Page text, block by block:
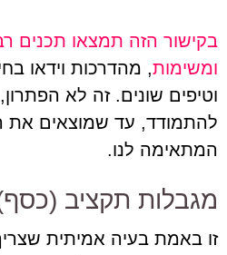
בקישור הזה תמצאו תכנים
ומשימות, מהדרכות וידאו
וטיפים שונים. זה לא
להתמודד, עד שמוצאים את
המתאימה לנו.
מגבלות תקציב
זו באמת בעיה אמיתית